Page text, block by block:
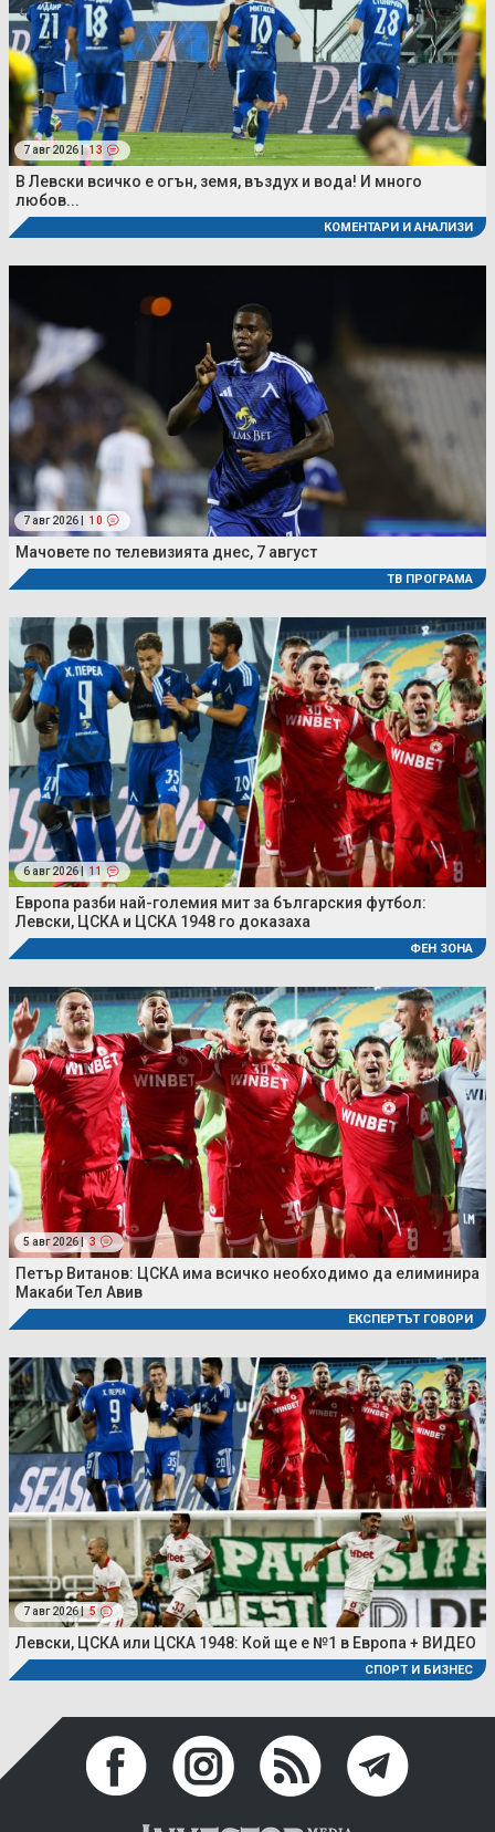
7 авг 2026 | 13
В Левски всичко е огън, земя, въздух и вода! И много
любов...
КОМЕНТАРИ И АНАЛИЗИ
7 авг 2026 | 10
Мачовете по телевизията днес, 7 август
ТВ ПРОГРАМА
6 авг 2026 | 11
Европа разби най-големия мит за българския футбол:
Левски, ЦСКА и ЦСКА 1948 го доказаха
ФЕН ЗОНА
5 авг 2026 | 3
Петър Витанов: ЦСКА има всичко необходимо да елиминира
Макаби Тел Авив
ЕКСПЕРТЪТ ГОВОРИ
7 авг 2026 | 5
Левски, ЦСКА или ЦСКА 1948: Кой ще е №1 в Европа + ВИДЕО
СПОРТ И БИЗНЕС